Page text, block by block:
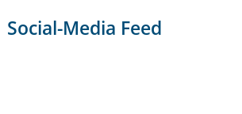
Social-Media Feed